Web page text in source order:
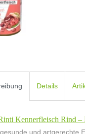
Details
Kennerfleisch Rind –
und artgerechte